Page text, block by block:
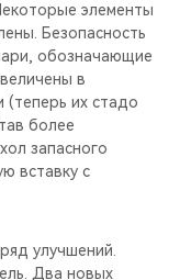
элементы
Безопасность
обозначающие
в
их стадо
более
запасного
вставку с
улучшений.
Два новых